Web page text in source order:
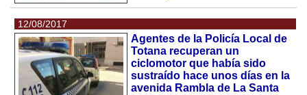
12/08/2017
Agentes de la Policía Local de
Totana recuperan un
ciclomotor que había sido
sustraído hace unos días en la
avenida Rambla de La Santa